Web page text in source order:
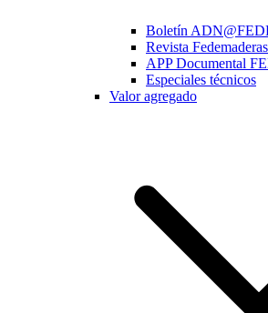
Boletín
Revista Fedemaderas
APP Documental
Especiales técnicos
Valor agregado